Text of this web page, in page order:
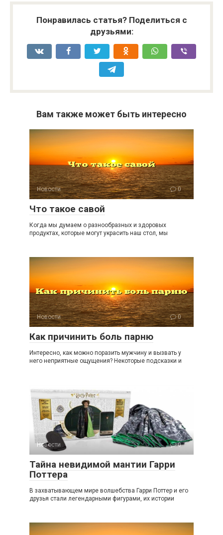
Понравилась статья? Поделиться с
друзьями:
Вам также может быть интересно
Новости 0
Что такое савой
Когда мы думаем о разнообразных и здоровых
продуктах, которые могут украсить наш стол, мы
Новости 0
Как причинить боль парню
Интересно, как можно поразить мужчину и вызвать у
него неприятные ощущения? Некоторые подсказки и
Новости 0
Тайна невидимой мантии Гарри
Поттера
В захватывающем мире волшебства Гарри Поттер и его
друзья стали легендарными фигурами, их истории